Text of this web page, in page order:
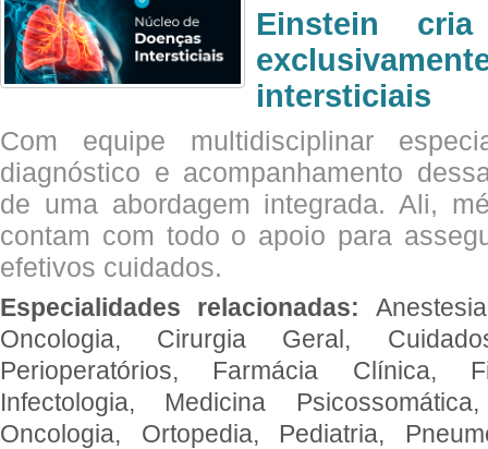
Einstein
intersticiais
Com equipe multidisciplinar
diagnóstico e acompanhamento
de uma abordagem integrada. Ali,
contam com todo o apoio para
efetivos cuidados.
Especialidades relacionadas:
Oncologia, Cirurgia Geral,
Perioperatórios, Farmácia Clínica,
Infectologia, Medicina
Oncologia, Ortopedia, Pediatria,